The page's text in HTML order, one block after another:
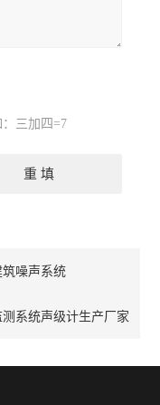
三加四=7
噪声系统
系统声级计生产厂家